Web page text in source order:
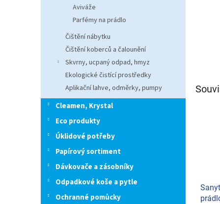
Aviváže
Parfémy na prádlo
Čištění nábytku
Čištění koberců a čalounění
Skvrny, ucpaný odpad, hmyz
Ekologické čistící prostředky
Aplikační lahve, odměrky, pumpy
Cleamen, Krystal
Eco produkty
Úklidové potřeby
Papírový sortiment
Dávkovače a zásobníky
Odpadkové koše a pytle
Ochranné pomůcky